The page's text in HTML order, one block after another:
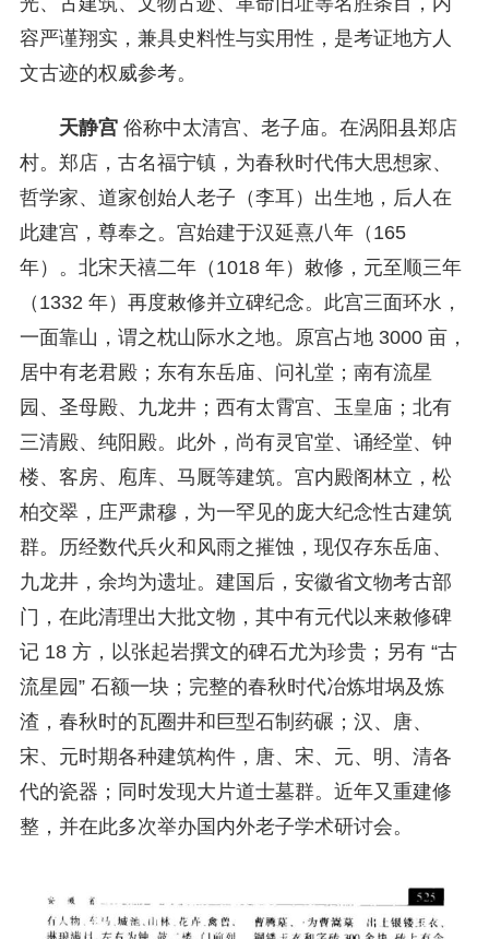
容严谨翔实，兼具史料性与实用性，是考证地方人
文古迹的权威参考。
天静宫 俗称中太清宫、老子庙。在涡阳县郑店
村。郑店，古名福宁镇，为春秋时代伟大思想家、
哲学家、道家创始人老子（李耳）出生地，后人在
此建宫，尊奉之。宫始建于汉延熹八年（165
年）。北宋天禧二年（1018 年）敕修，元至顺三年
（1332 年）再度敕修并立碑纪念。此宫三面环水，
一面靠山，谓之枕山际水之地。原宫占地 3000 亩，
居中有老君殿；东有东岳庙、问礼堂；南有流星
园、圣母殿、九龙井；西有太霄宫、玉皇庙；北有
三清殿、纯阳殿。此外，尚有灵官堂、诵经堂、钟
楼、客房、庖库、马厩等建筑。宫内殿阁林立，松
柏交翠，庄严肃穆，为一罕见的庞大纪念性古建筑
群。历经数代兵火和风雨之摧蚀，现仅存东岳庙、
九龙井，余均为遗址。建国后，安徽省文物考古部
门，在此清理出大批文物，其中有元代以来敕修碑
记 18 方，以张起岩撰文的碑石尤为珍贵；另有 “古
流星园” 石额一块；完整的春秋时代冶炼坩埚及炼
渣，春秋时的瓦圈井和巨型石制药碾；汉、唐、
宋、元时期各种建筑构件，唐、宋、元、明、清各
代的瓷器；同时发现大片道士墓群。近年又重建修
整，并在此多次举办国内外老子学术研讨会。